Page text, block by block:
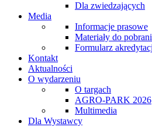
Dla zwiedzających
Media
Informacje prasowe
Materiały do
Formularz
Kontakt
Aktualności
O wydarzeniu
O targach
AGRO-PARK 2026
Multimedia
Dla Wystawcy